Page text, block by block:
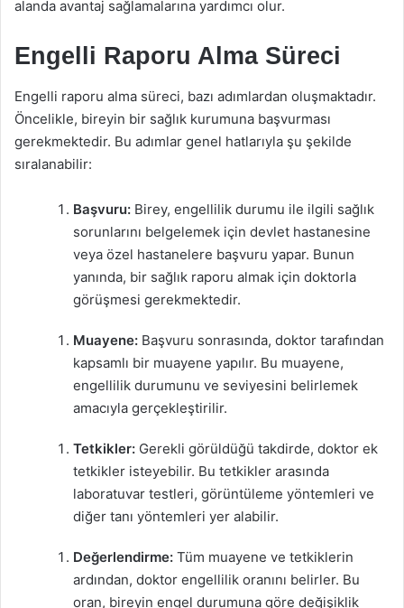
alanda avantaj sağlamalarına yardımcı olur.
Engelli Raporu Alma Süreci
Engelli raporu alma süreci, bazı adımlardan oluşmaktadır.
Öncelikle, bireyin bir sağlık kurumuna başvurması
gerekmektedir. Bu adımlar genel hatlarıyla şu şekilde
sıralanabilir:
Başvuru: Birey, engellilik durumu ile ilgili sağlık
sorunlarını belgelemek için devlet hastanesine
veya özel hastanelere başvuru yapar. Bunun
yanında, bir sağlık raporu almak için doktorla
görüşmesi gerekmektedir.
Muayene: Başvuru sonrasında, doktor tarafından
kapsamlı bir muayene yapılır. Bu muayene,
engellilik durumunu ve seviyesini belirlemek
amacıyla gerçekleştirilir.
Tetkikler: Gerekli görüldüğü takdirde, doktor ek
tetkikler isteyebilir. Bu tetkikler arasında
laboratuvar testleri, görüntüleme yöntemleri ve
diğer tanı yöntemleri yer alabilir.
Değerlendirme: Tüm muayene ve tetkiklerin
ardından, doktor engellilik oranını belirler. Bu
oran, bireyin engel durumuna göre değişiklik